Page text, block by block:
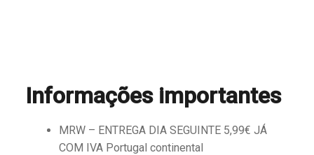
Informações importantes
MRW – ENTREGA DIA SEGUINTE 5,99€ JÁ
COM IVA Portugal continental